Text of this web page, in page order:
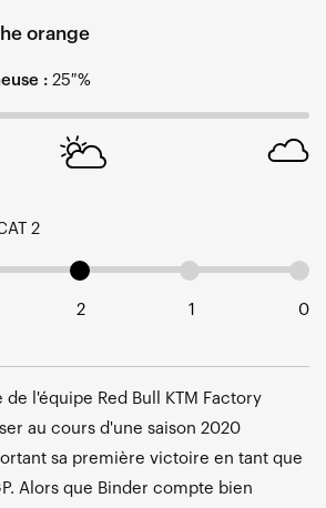
orange
: 25 %
2
2 1 0
de l'équipe Red Bull KTM Factory
au cours d'une saison 2020
sa première victoire en tant que
Alors que Binder compte bien